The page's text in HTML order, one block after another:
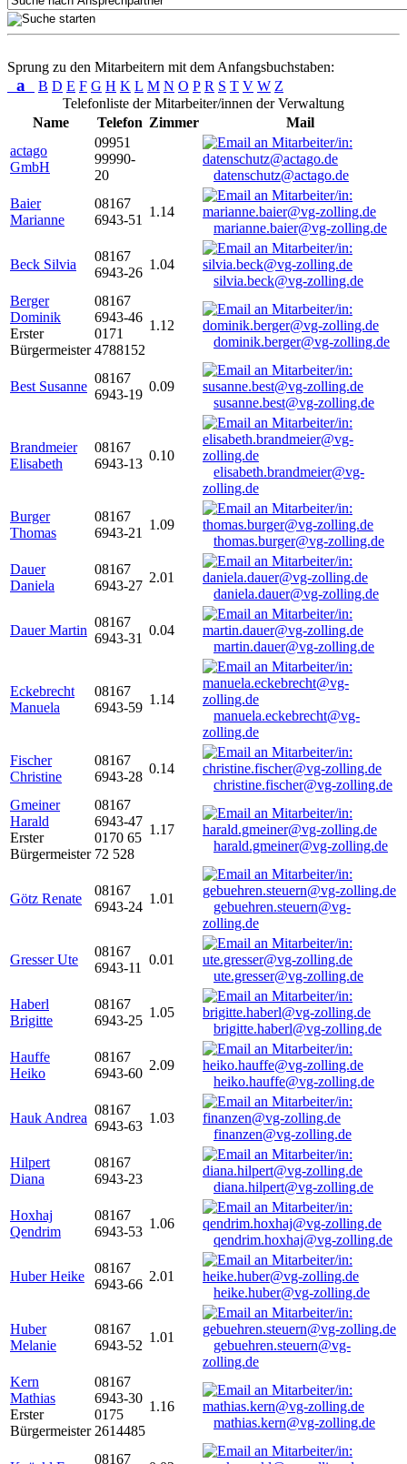
Sprung zu den Mitarbeitern mit dem Anfangsbuchstaben:
a B D E F G H K L M N O P R S T V W Z
Telefonliste der Mitarbeiter/innen der Verwaltung
Name
Telefon Zimmer
Mail
actago
GmbH
09951
99990-
20
datenschutz@actago.de
Baier
Marianne
08167
6943-51
1.14
marianne.baier@vg-zolling.de
Beck Silvia
08167
6943-26
1.04
silvia.beck@vg-zolling.de
Berger
Dominik
Erster
Bürgermeister
08167
6943-46
0171
4788152
1.12
dominik.berger@vg-zolling.de
Best Susanne
08167
6943-19
0.09
susanne.best@vg-zolling.de
Brandmeier
Elisabeth
08167
6943-13
0.10
elisabeth.brandmeier@vg-
zolling.de
Burger
Thomas
08167
6943-21
1.09
thomas.burger@vg-zolling.de
Dauer
Daniela
08167
6943-27
2.01
daniela.dauer@vg-zolling.de
Dauer Martin
08167
6943-31
0.04
martin.dauer@vg-zolling.de
Eckebrecht
Manuela
08167
6943-59
1.14
manuela.eckebrecht@vg-
zolling.de
Fischer
Christine
08167
6943-28
0.14
christine.fischer@vg-zolling.de
Gmeiner
Harald
Erster
Bürgermeister
08167
6943-47
0170 65
72 528
1.17
harald.gmeiner@vg-zolling.de
Götz Renate
08167
6943-24
1.01
gebuehren.steuern@vg-
zolling.de
Gresser Ute
08167
6943-11
0.01
ute.gresser@vg-zolling.de
Haberl
Brigitte
08167
6943-25
1.05
brigitte.haberl@vg-zolling.de
Hauffe
Heiko
08167
6943-60
2.09
heiko.hauffe@vg-zolling.de
Hauk Andrea
08167
6943-63
1.03
finanzen@vg-zolling.de
Hilpert
Diana
08167
6943-23
diana.hilpert@vg-zolling.de
Hoxhaj
Qendrim
08167
6943-53
1.06
qendrim.hoxhaj@vg-zolling.de
Huber Heike
08167
6943-66
2.01
heike.huber@vg-zolling.de
Huber
Melanie
08167
6943-52
1.01
gebuehren.steuern@vg-
zolling.de
Kern
Mathias
Erster
Bürgermeister
08167
6943-30
0175
2614485
1.16
mathias.kern@vg-zolling.de
08167